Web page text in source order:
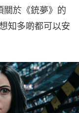
關於《銃夢》的
知多啲都可以安